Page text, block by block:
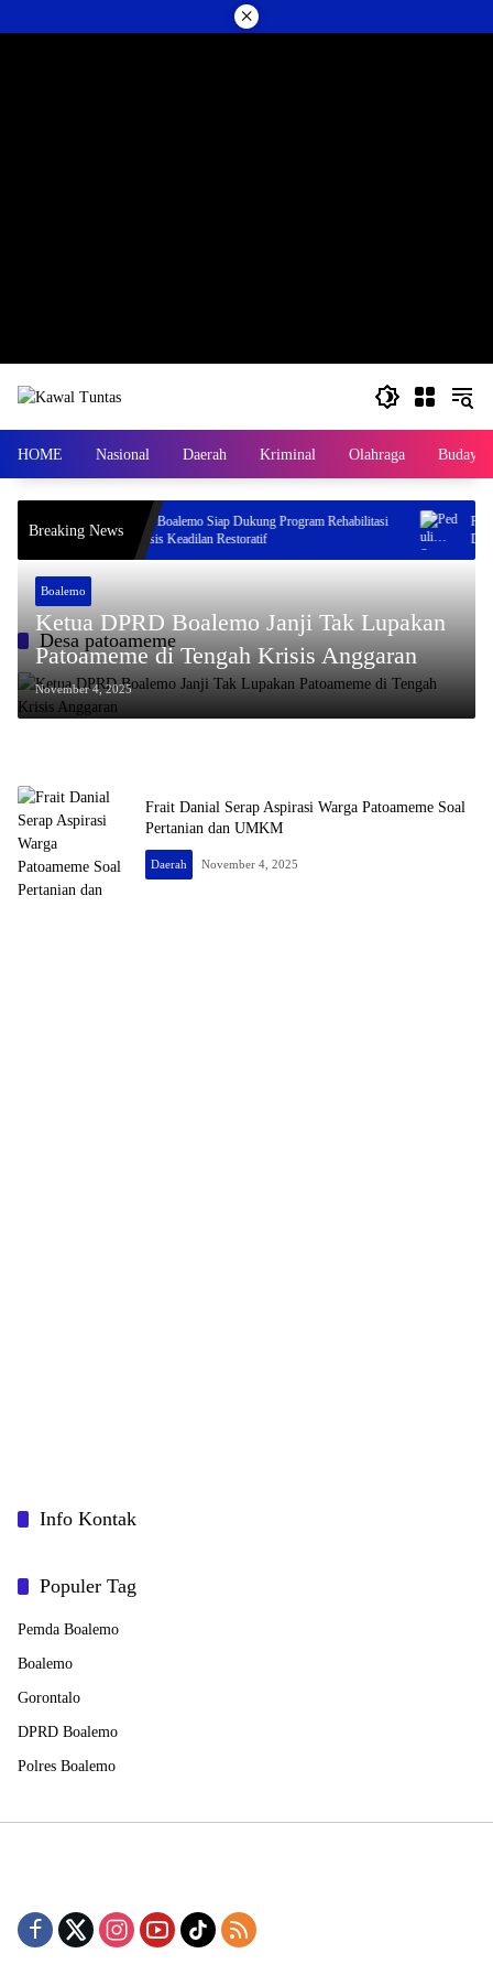
ke
×
HOME Nasional Daerah Kriminal Olahraga Budaya
Breaking News
RSCG Boalemo Siap Dukung Program Rehabilitasi
Berbasis Keadilan Restoratif
Peduli
Desa patoameme
Boalemo
Ketua DPRD Boalemo Janji Tak Lupakan
Patoameme di Tengah Krisis Anggaran
November 4, 2025
Frait Danial Serap Aspirasi Warga Patoameme Soal
Pertanian dan UMKM
Daerah November 4, 2025
Info Kontak
Populer Tag
Pemda Boalemo
Boalemo
Gorontalo
DPRD Boalemo
Polres Boalemo